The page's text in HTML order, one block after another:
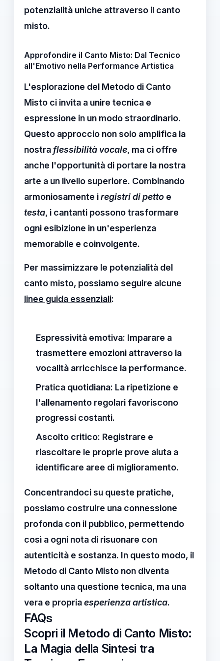
potenzialità uniche attraverso il canto
misto.
Approfondire il Canto Misto: Dal Tecnico
all'Emotivo nella Performance Artistica
L'esplorazione del Metodo di Canto
Misto ci invita a unire tecnica e
espressione in un modo straordinario.
Questo approccio non solo amplifica la
nostraflessibilità vocale, ma ci offre
anche l'opportunità di portare la nostra
arte a un livello superiore. Combinando
armoniosamente iregistri di petto e
testa, i cantanti possono trasformare
ogni esibizione in un'esperienza
memorabile e coinvolgente.
Per massimizzare le potenzialità del
canto misto, possiamo seguire alcune
linee guida essenziali:
Espressività emotiva: Imparare a
trasmettere emozioni attraverso la
vocalità arricchisce la performance.
Pratica quotidiana: La ripetizione e
l'allenamento regolari favoriscono
progressi costanti.
Ascolto critico: Registrare e
riascoltare le proprie prove aiuta a
identificare aree di miglioramento.
Concentrandoci su queste pratiche,
possiamo costruire una connessione
profonda con il pubblico, permettendo
così a ogni nota di risuonare con
autenticità e sostanza. In questo modo, il
Metodo di Canto Misto non diventa
soltanto una questione tecnica, ma una
vera e propriaesperienza artistica.
FAQs
Scopri il Metodo di Canto Misto:
La Magia della Sintesi tra